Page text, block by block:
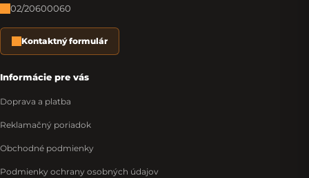
02/20600060
Kontaktný formulár
Informácie pre vás
Doprava a platba
Reklamačný poriadok
Obchodné podmienky
Podmienky ochrany osobných údajov